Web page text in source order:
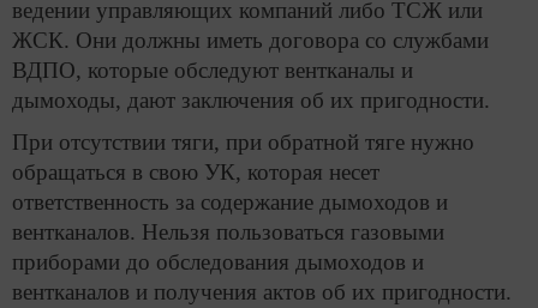
ведении управляющих компаний либо ТСЖ или
ЖСК. Они должны иметь договора со службами
ВДПО, которые обследуют вентканалы и
дымоходы, дают заключения об их пригодности.
При отсутствии тяги, при обратной тяге нужно
обращаться в свою УК, которая несет
ответственность за содержание дымоходов и
вентканалов. Нельзя пользоваться газовыми
приборами до обследования дымоходов и
вентканалов и получения актов об их пригодности.